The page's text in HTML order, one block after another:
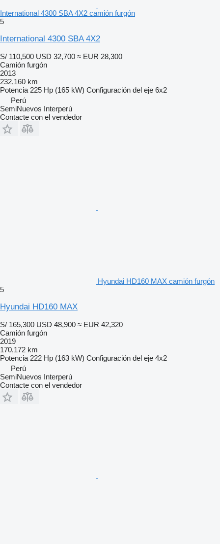
International 4300 SBA 4X2 camión furgón
5
International 4300 SBA 4X2
S/ 110,500 USD 32,700 ≈ EUR 28,300
Camión furgón
2013
232,160 km
Potencia 225 Hp (165 kW) Configuración del eje 6x2
Perú
SemiNuevos Interperú
Contacte con el vendedor
Hyundai HD160 MAX camión furgón
5
Hyundai HD160 MAX
S/ 165,300 USD 48,900 ≈ EUR 42,320
Camión furgón
2019
170,172 km
Potencia 222 Hp (163 kW) Configuración del eje 4x2
Perú
SemiNuevos Interperú
Contacte con el vendedor